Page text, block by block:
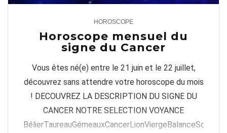
1
HOROSCOPE
Horoscope mensuel du
signe du Cancer
Vous êtes né(e) entre le 21 juin et le 22 juillet,
découvrez sans attendre votre horoscope du mois
! DECOUVREZ LA DESCRIPTION DU SIGNE DU
CANCER NOTRE SELECTION VOYANCE